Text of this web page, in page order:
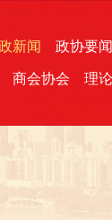
新闻 政协要闻
商会协会 理